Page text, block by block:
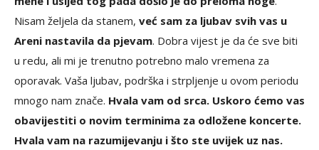
Nisam željela da stanem, već sam za ljubav svih vas u
Areni nastavila da pjevam. Dobra vijest je da će sve biti
u redu, ali mi je trenutno potrebno malo vremena za
oporavak. Vaša ljubav, podrška i strpljenje u ovom periodu
mnogo nam znače. Hvala vam od srca. Uskoro ćemo vas
obavijestiti o novim terminima za odložene koncerte.
Hvala vam na razumijevanju i što ste uvijek uz nas.